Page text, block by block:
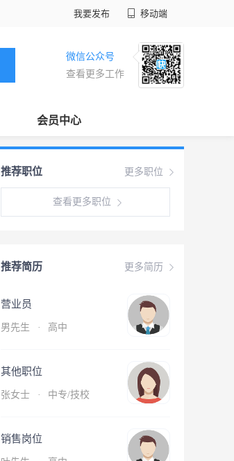
我要发布 移动端
微信公众号
查看更多工作
会员中心
更多职位
推荐职位
查看更多职位
更多简历
推荐简历
营业员
男先生 · 高中
其他职位
张女士 · 中专/技校
销售岗位